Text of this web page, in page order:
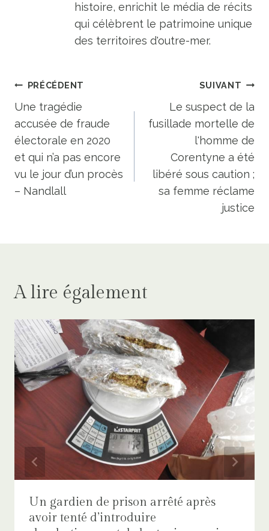
histoire, enrichit le média de récits
qui célèbrent le patrimoine unique
des territoires d'outre-mer.
Navigation
de
l’article
PRÉCÉDENT
Une tragédie
accusée de fraude
électorale en 2020
et qui n’a pas encore
vu le jour d’un procès
– Nandlall
SUIVANT
Le suspect de la
fusillade mortelle de
l'homme de
Corentyne a été
libéré sous caution ;
sa femme réclame
justice
A lire également
Un gardien de prison arrêté après
avoir tenté d’introduire